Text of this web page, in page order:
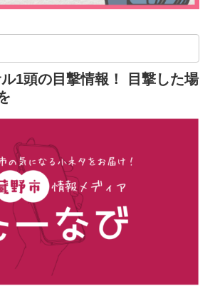
1頭の目撃情報！ 目撃した場